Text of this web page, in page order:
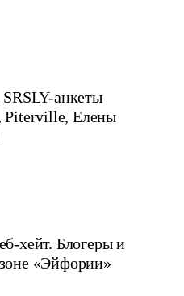
анкеты
Piterville, Елены
хейт. Блогеры и
«Эйфории»